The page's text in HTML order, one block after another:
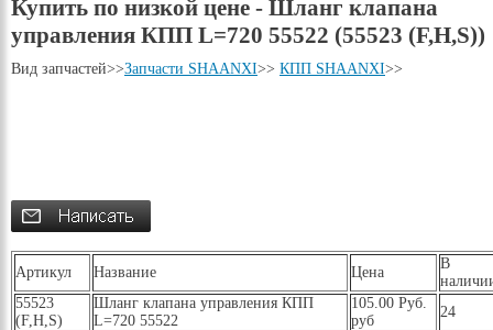
Купить по низкой цене - Шланг клапана
управления КПП L=720 55522 (55523 (F,H,S))
Вид запчастей>>Запчасти SHAANXI>> КПП SHAANXI>>
Артикул Название Цена
В
55523
(F,H,S)
Шланг клапана управления КПП
L=720 55522
105.00 Руб.
руб
24